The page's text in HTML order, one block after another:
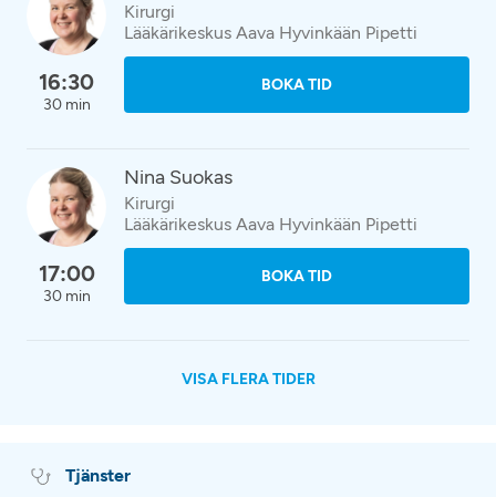
16:30
30 min
Kirurgi
Lääkärikeskus Aava Hyvinkään Pipetti
BOKA TID
17:00
30 min
Nina Suokas
Kirurgi
Lääkärikeskus Aava Hyvinkään Pipetti
BOKA TID
VISA FLERA TIDER
Tjänster